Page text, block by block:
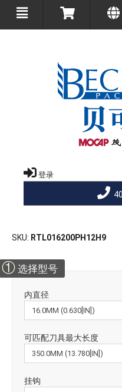
登录
SKU RTL016200PH12H9
① 选择型号
内直径
可匹配刀具最大长度
挂钩